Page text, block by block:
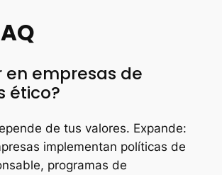
en empresas de
ético?
de tus valores. Expande:
implementan políticas de
programas de